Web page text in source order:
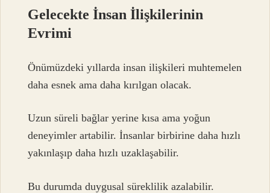
Gelecekte İnsan İlişkilerinin
Evrimi
Önümüzdeki yıllarda insan ilişkileri muhtemelen
daha esnek ama daha kırılgan olacak.
Uzun süreli bağlar yerine kısa ama yoğun
deneyimler artabilir. İnsanlar birbirine daha hızlı
yakınlaşıp daha hızlı uzaklaşabilir.
Bu durumda duygusal süreklilik azalabilir.